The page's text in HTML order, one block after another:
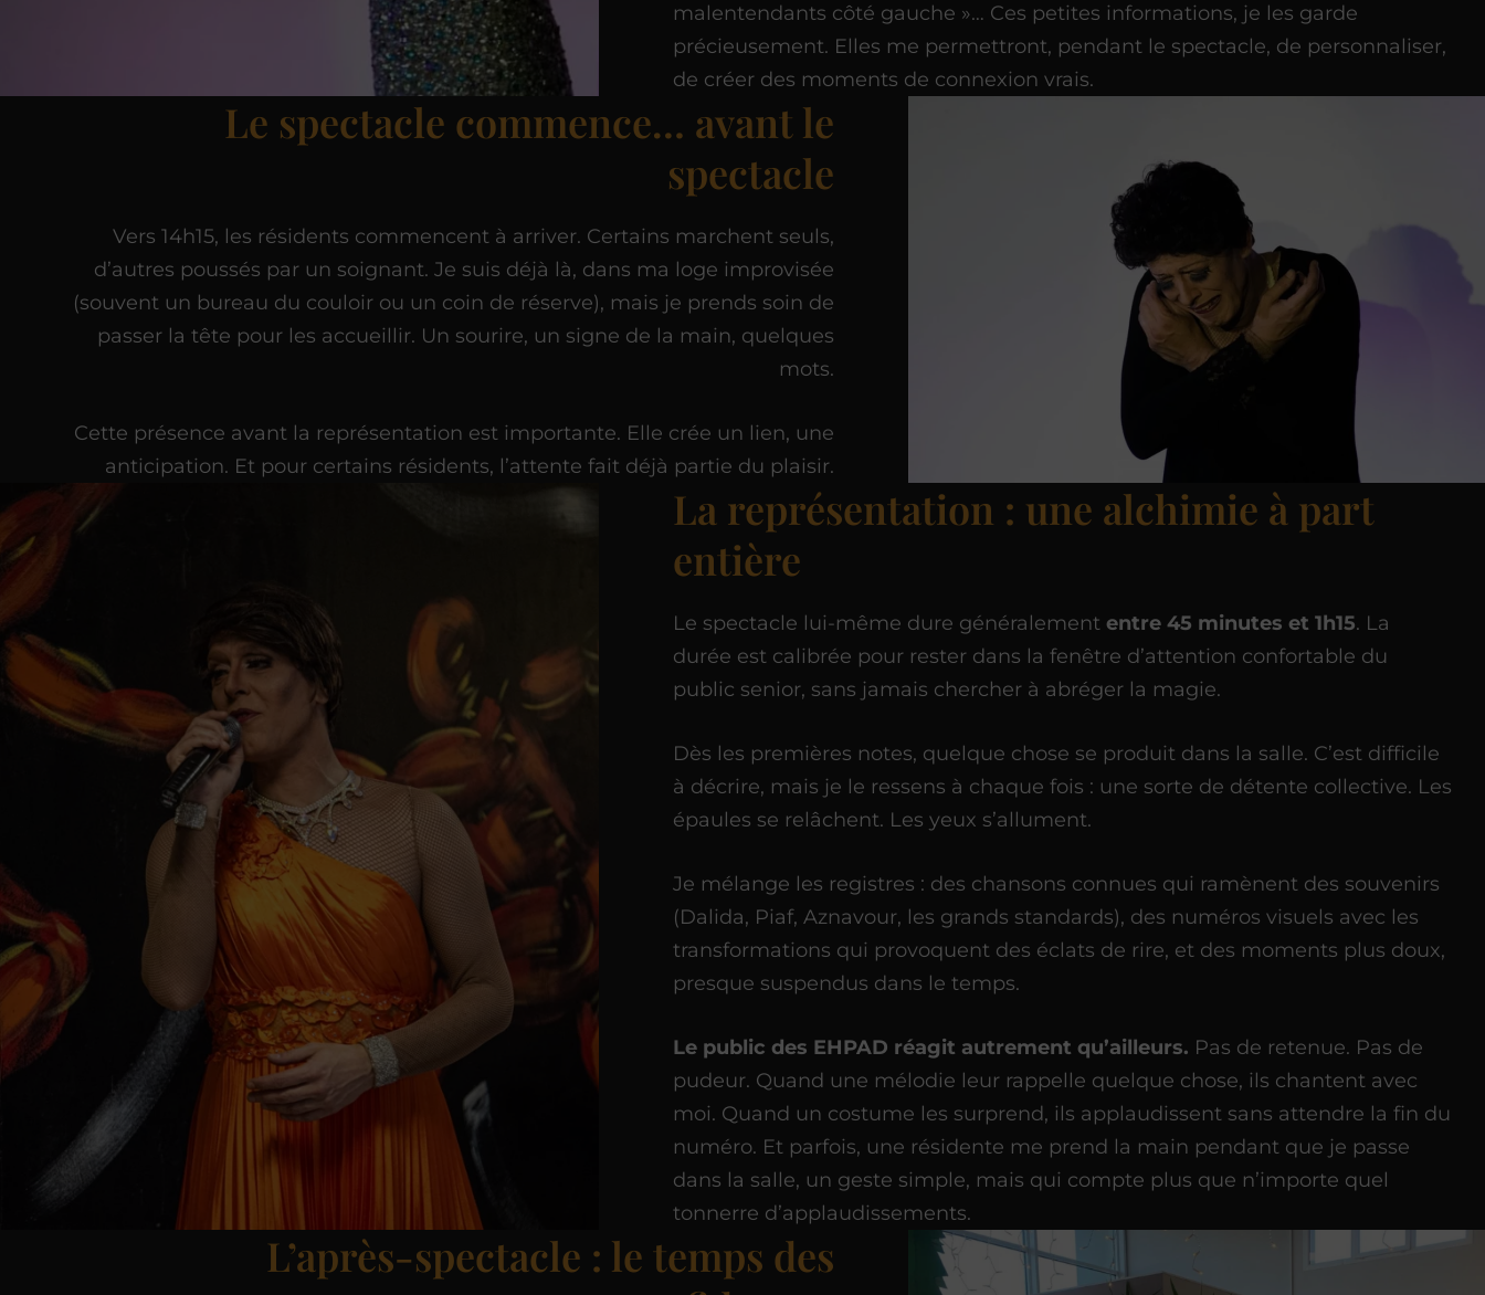
malentendants côté gauche »… Ces petites informations, je les garde
précieusement. Elles me permettront, pendant le spectacle, de personnaliser,
de créer des moments de connexion vrais.
Le spectacle commence… avant le
spectacle
Vers 14h15, les résidents commencent à arriver. Certains marchent seuls,
d’autres poussés par un soignant. Je suis déjà là, dans ma loge improvisée
(souvent un bureau du couloir ou un coin de réserve), mais je prends soin de
passer la tête pour les accueillir. Un sourire, un signe de la main, quelques
mots.
Cette présence avant la représentation est importante. Elle crée un lien, une
anticipation. Et pour certains résidents, l’attente fait déjà partie du plaisir.
La représentation : une alchimie à part
entière
Le spectacle lui-même dure généralemententre 45 minutes et 1h15. La
durée est calibrée pour rester dans la fenêtre d’attention confortable du
public senior, sans jamais chercher à abréger la magie.
Dès les premières notes, quelque chose se produit dans la salle. C’est difficile
à décrire, mais je le ressens à chaque fois : une sorte de détente collective. Les
épaules se relâchent. Les yeux s’allument.
Je mélange les registres : des chansons connues qui ramènent des souvenirs
(Dalida, Piaf, Aznavour, les grands standards), des numéros visuels avec les
transformations qui provoquent des éclats de rire, et des moments plus doux,
presque suspendus dans le temps.
Le public des EHPAD réagit autrement qu’ailleurs. Pas de retenue. Pas de
pudeur. Quand une mélodie leur rappelle quelque chose, ils chantent avec
moi. Quand un costume les surprend, ils applaudissent sans attendre la fin du
numéro. Et parfois, une résidente me prend la main pendant que je passe
dans la salle, un geste simple, mais qui compte plus que n’importe quel
tonnerre d’applaudissements.
L’après-spectacle : le temps des